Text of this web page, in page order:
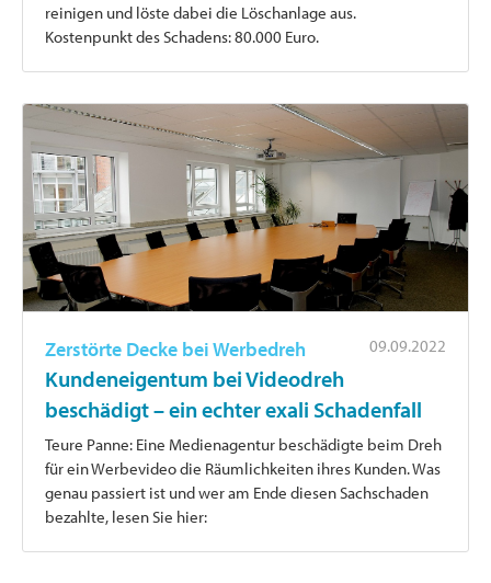
reinigen und löste dabei die Löschanlage aus.
Kostenpunkt des Schadens: 80.000 Euro.
09.09.2022
Zerstörte Decke bei Werbedreh
Kundeneigentum bei Videodreh
beschädigt – ein echter exali Schadenfall
Teure Panne: Eine Medienagentur beschädigte beim Dreh
für ein Werbevideo die Räumlichkeiten ihres Kunden. Was
genau passiert ist und wer am Ende diesen Sachschaden
bezahlte, lesen Sie hier: